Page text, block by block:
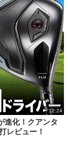
12:24
進化！クアンタ
レビュー！